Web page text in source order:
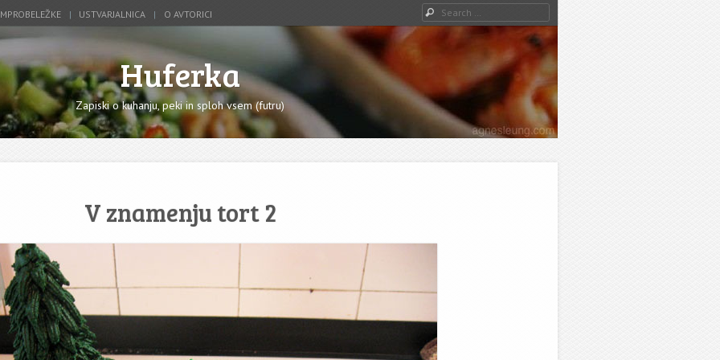
USTVARJALNICA O AVTORICI Search
Huferka
Zapiski o kuhanju, peki in sploh vsem (futru)
V znamenju tort 2